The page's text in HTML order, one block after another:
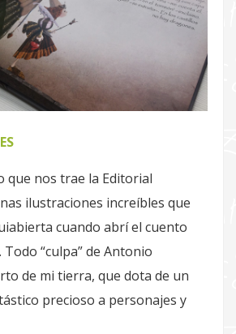
que nos trae la Editorial
ilustraciones increíbles que
cuando abrí el cuento
“culpa” de Antonio
de mi tierra, que dota de un
precioso a personajes y